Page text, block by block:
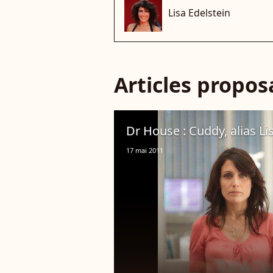
Lisa Edelstein
Articles
Dr House : Cuddy, alias
17 mai 2011